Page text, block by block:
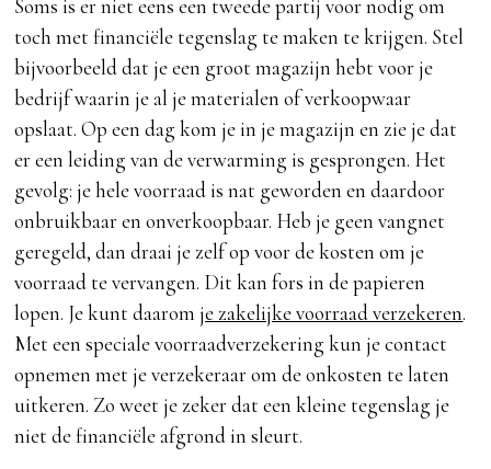
Soms is er niet eens een tweede partij voor nodig om
toch met financiële tegenslag te maken te krijgen. Stel
bijvoorbeeld dat je een groot magazijn hebt voor je
bedrijf waarin je al je materialen of verkoopwaar
opslaat. Op een dag kom je in je magazijn en zie je dat
er een leiding van de verwarming is gesprongen. Het
gevolg: je hele voorraad is nat geworden en daardoor
onbruikbaar en onverkoopbaar. Heb je geen vangnet
geregeld, dan draai je zelf op voor de kosten om je
voorraad te vervangen. Dit kan fors in de papieren
lopen. Je kunt daaromje zakelijke voorraad verzekeren.
Met een speciale voorraadverzekering kun je contact
opnemen met je verzekeraar om de onkosten te laten
uitkeren. Zo weet je zeker dat een kleine tegenslag je
niet de financiële afgrond in sleurt.